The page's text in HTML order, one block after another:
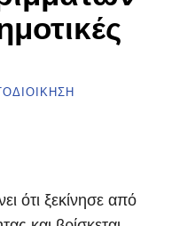
ότι ξεκίνησε από